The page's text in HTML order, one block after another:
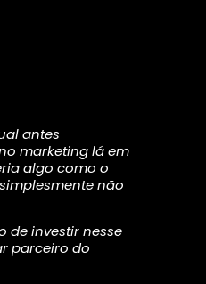
antes
marketing lá em
algo como o
não
de investir nesse
parceiro do